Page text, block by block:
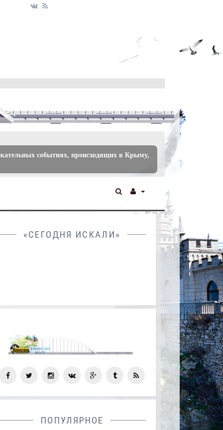
событиях, происходящих в Крыму,
«СЕГОДНЯ ИСКАЛИ»
СОЦ
СЕТИ
ПОПУЛЯРНОЕ